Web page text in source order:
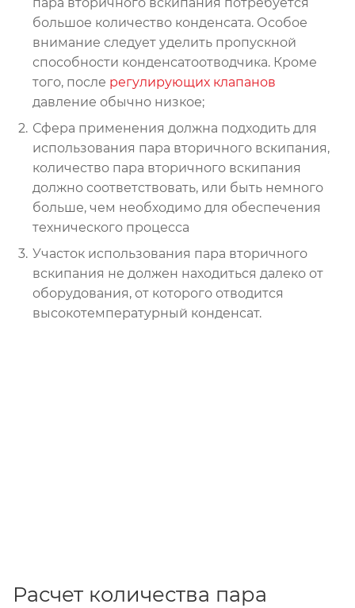
большое количество конденсата. Особое
внимание следует уделить пропускной
способности конденсатоотводчика. Кроме
того, после регулирующих клапанов
давление обычно низкое;
Сфера применения должна подходить для
использования пара вторичного вскипания,
количество пара вторичного вскипания
должно соответствовать, или быть немного
больше, чем необходимо для обеспечения
технического процесса
Участок использования пара вторичного
вскипания не должен находиться далеко от
оборудования, от которого отводится
высокотемпературный конденсат.
Расчет количества пара